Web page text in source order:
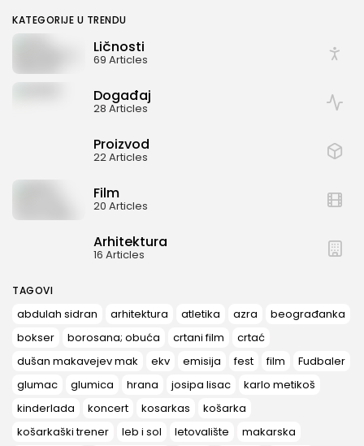
KATEGORIJE U TRENDU
Ličnosti
69 Articles
Događaj
28 Articles
Proizvod
22 Articles
Film
20 Articles
Arhitektura
16 Articles
TAGOVI
abdulah sidran arhitektura atletika azra
beograđanka
bokser
borosana; obuća crtani film
crtać
dušan makavejev mak
ekv emisija fest film
Fudbaler
glumac
glumica hrana josipa lisac
karlo metikoš
kinderlada
koncert kosarkas
košarka
košarkaški trener
leb i sol letovalište
makarska